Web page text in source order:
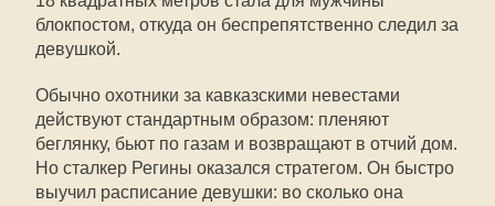
блокпостом, откуда он беспрепятственно следил за
девушкой.
Обычно охотники за кавказскими невестами
действуют стандартным образом: пленяют
беглянку, бьют по газам и возвращают в отчий дом.
Но сталкер Регины оказался стратегом. Он быстро
выучил расписание девушки: во сколько она